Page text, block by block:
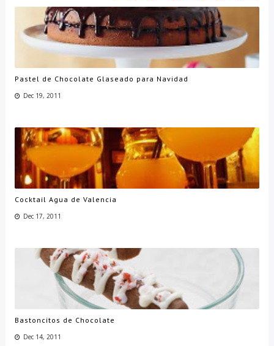
Pastel de Chocolate Glaseado para Navidad
Dec 19, 2011
Cocktail Agua de Valencia
Dec 17, 2011
Bastoncitos de Chocolate
Dec 14, 2011